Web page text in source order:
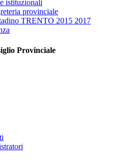
istituzionali
provinciale
TRENTO 2015 2017
Provinciale